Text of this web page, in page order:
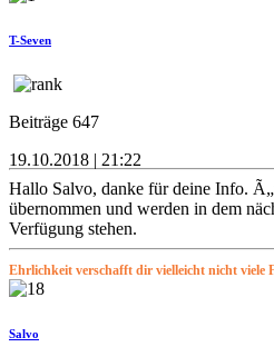
T-Seven
Beiträge 647
19.10.2018 | 21:22
Hallo Salvo, danke für deine Info.
übernommen und werden in dem
Verfügung stehen.
Ehrlichkeit verschafft dir vielleicht nicht viele
Salvo